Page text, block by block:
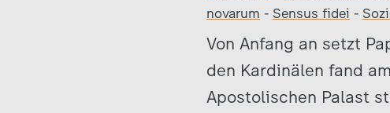
novarum - Sensus fidei -
Von Anfang an setzt
den Kardinälen fand
Apostolischen Palast